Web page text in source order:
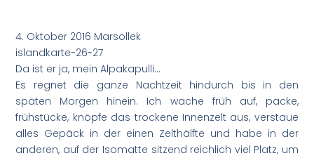
4. Oktober 2016 Marsollek
islandkarte-26-27
Da ist er ja, mein Alpakapulli…
Es regnet die ganze Nachtzeit hindurch bis in den
späten Morgen hinein. Ich wache früh auf, packe,
frühstücke, knöpfe das trockene Innenzelt aus, verstaue
alles Gepäck in der einen Zelthälfte und habe in der
anderen, auf der Isomatte sitzend reichlich viel Platz, um